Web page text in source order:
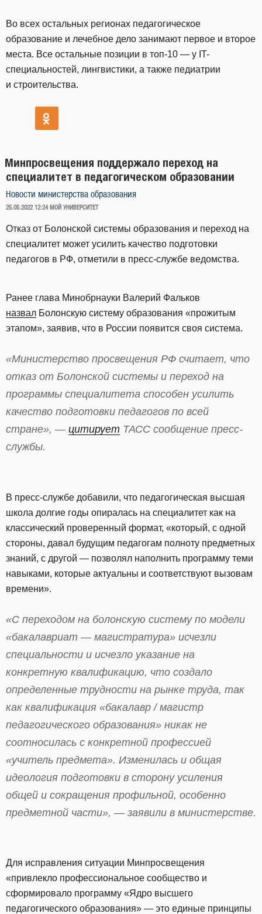
Во всех остальных регионах педагогическое
образование и лечебное дело занимают первое и второе
места. Все остальные позиции в топ-10 — у IT-
специальностей, лингвистики, а также педиатрии
и строительства.
Минпросвещения поддержало переход на
специалитет в педагогическом образовании
Новости министерства образования
ОПУБЛИКОВАНО
25.05.2022 12:24 МОЙ УНИВЕРСИТЕТ
Отказ от Болонской системы образования и переход на
специалитет может усилить качество подготовки
педагогов в РФ, отметили в пресс-службе ведомства.
Ранее глава Минобрнауки Валерий Фальков
назвал Болонскую систему образования «прожитым
этапом», заявив, что в России появится своя система.
«Министерство просвещения РФ считает, что
отказ от Болонской системы и переход на
программы специалитета способен усилить
качество подготовки педагогов по всей
стране», — цитирует ТАСС сообщение пресс-
службы.
В пресс-службе добавили, что педагогическая высшая
школа долгие годы опиралась на специалитет как на
классический проверенный формат, «который, с одной
стороны, давал будущим педагогам полноту предметных
знаний, с другой — позволял наполнить программу теми
навыками, которые актуальны и соответствуют вызовам
времени».
«С переходом на болонскую систему по модели
«бакалавриат — магистратура» исчезли
специальности и исчезло указание на
конкретную квалификацию, что создало
определенные трудности на рынке труда, так
как квалификация «бакалавр / магистр
педагогического образования» никак не
соотносилась с конкретной профессией
«учитель предмета». Изменилась и общая
идеология подготовки в сторону усиления
общей и сокращения профильной, особенно
предметной части», — заявили в министерстве.
Для исправления ситуации Минпросвещения
«привлекло профессиональное сообщество и
сформировало программу «Ядро высшего
педагогического образования» — это единые принципы